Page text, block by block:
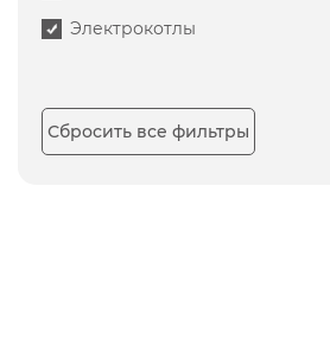
Электрокотлы
Сбросить все фильтры